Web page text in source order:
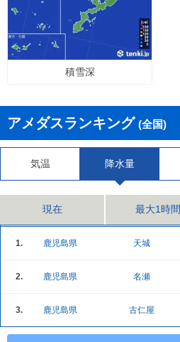
積雪深
アメダスランキング (全国)
気温 降水量
現在 最大1時間
1. 鹿児島県 天城
2. 鹿児島県 名瀬
3. 鹿児島県 古仁屋